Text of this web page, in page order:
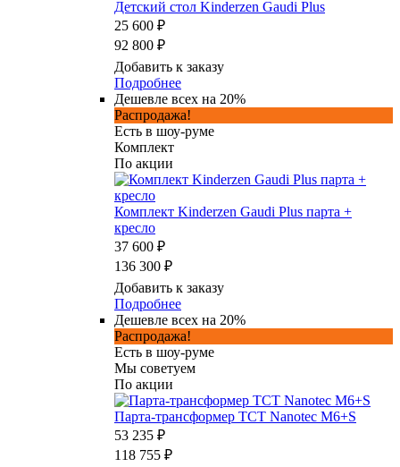
Детский стол Kinderzen Gaudi Plus
25 600 ₽
92 800 ₽
Добавить к заказу
Подробнее
Дешевле всех на 20%
Распродажа!
Есть в шоу-руме
Комплект
По акции
Комплект Kinderzen Gaudi Plus парта +
кресло
37 600 ₽
136 300 ₽
Добавить к заказу
Подробнее
Дешевле всех на 20%
Распродажа!
Есть в шоу-руме
Мы советуем
По акции
Парта-трансформер TCT Nanotec M6+S
53 235 ₽
118 755 ₽